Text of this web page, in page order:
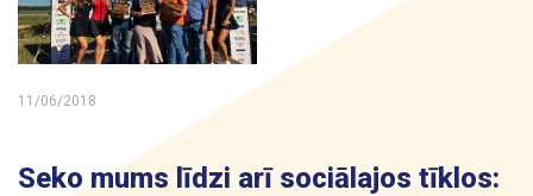
11/06/2018
Seko mums līdzi arī sociālajos tīklos: